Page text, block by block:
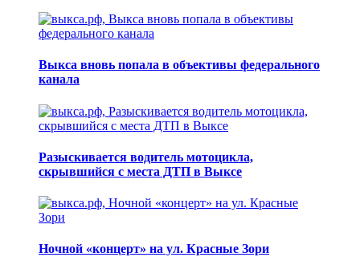
Выкса вновь попала в объективы федерального
канала
Разыскивается водитель мотоцикла,
скрывшийся с места ДТП в Выксе
Ночной «концерт» на ул. Красные Зори